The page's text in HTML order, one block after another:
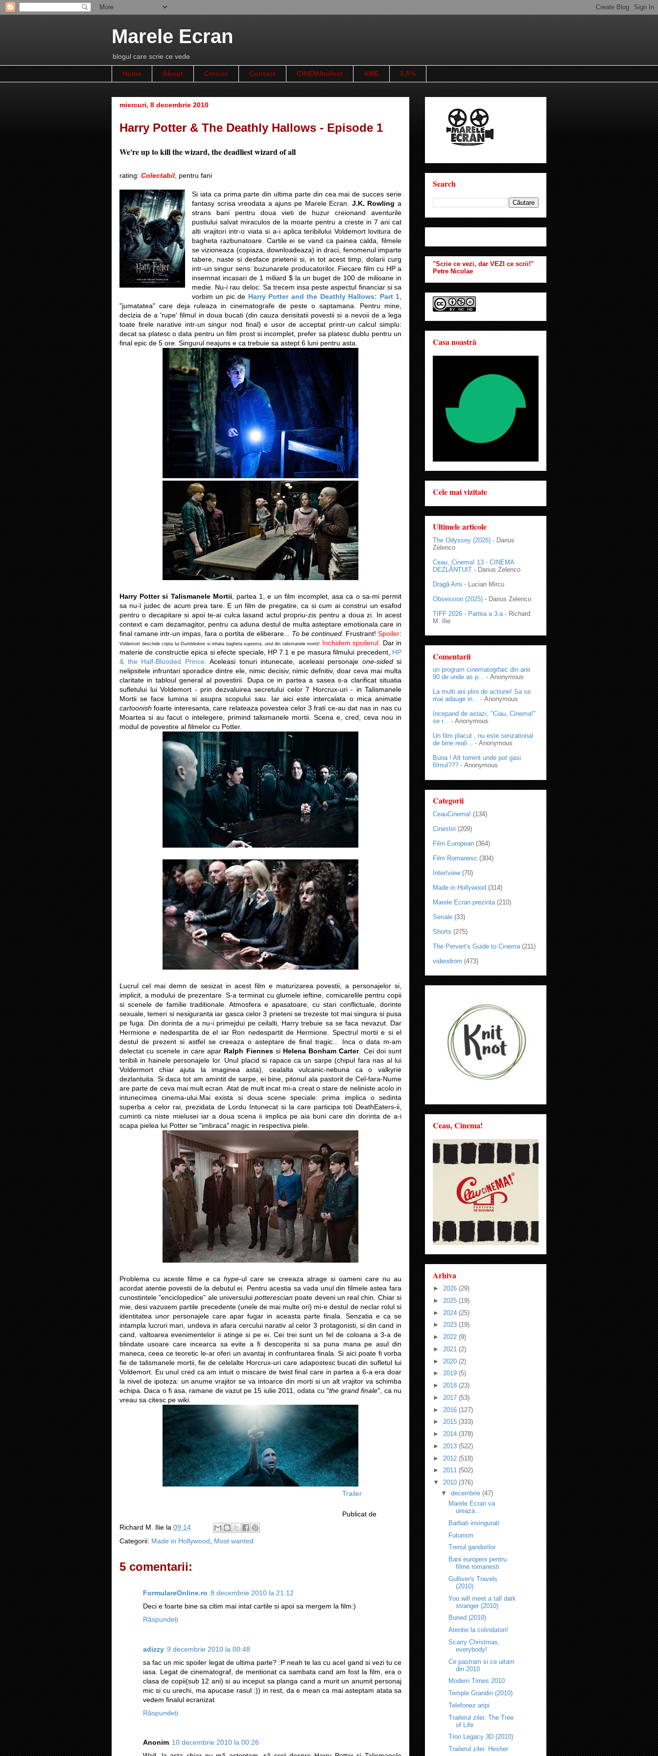
Marele Ecran
blogul care scrie ce vede
Home About Cronici Contact CINEMAnifest AME 3,5%
miercuri, 8 decembrie 2010
Harry Potter & The Deathly Hallows - Episode 1
We're up to kill the wizard, the deadliest wizard of all
rating: Colectabil, pentru fani
Si iata ca prima parte din ultima parte din cea mai de succes serie
fantasy scrisa vreodata a ajuns pe Marele Ecran. J.K. Rowling a
strans bani pentru doua vieti de huzur creionand aventurile
pustiului salvat miraculos de la moarte pentru a creste in 7 ani cat
alti vrajitori intr-o viata si a-i aplica teribilului Voldemort lovitura de
bagheta razbunatoare. Cartile ei se vand ca painea calda, filmele
se vizioneaza (copiaza, downloadeaza) in draci, fenomenul imparte
tabere, naste si desface prietenii si, in tot acest timp, dolarii curg
intr-un singur sens: buzunarele producatorilor. Fiecare film cu HP a
insemnat incasari de 1 miliard $ la un buget de 100 de milioane in
medie. Nu-i rau deloc. Sa trecem insa peste aspectul financiar si sa
vorbim un pic de Harry Potter and the Deathly Hallows: Part 1,
"jumatatea" care deja ruleaza in cinematografe de peste o saptamana. Pentru mine,
decizia de a 'rupe' filmul in doua bucati (din cauza densitatii povestii si a nevoii de a lega
toate firele narative intr-un singur nod final) e usor de acceptat printr-un calcul simplu:
decat sa platesc o data pentru un film prost si incomplet, prefer sa platesc dublu pentru un
final epic de 5 ore. Singurul neajuns e ca trebuie sa astept 6 luni pentru asta.
Harry Potter si Talismanele Mortii, partea 1, e un film incomplet, asa ca o sa-mi permit
sa nu-l judec de acum prea tare. E un film de pregatire, ca si cum ai construi un esafod
pentru o decapitare si apoi te-ai culca lasand actul propriu-zis pentru a doua zi. In acest
context e cam dezamagitor, pentru ca aduna destul de multa asteptare emotionala care in
final ramane intr-un impas, fara o portita de eliberare... To be continued. Frustrant!Spoiler:
Voldemort deschide cripta lui Dumbledore si inhata bagheta suprema, unul din talismanele mortii! Inchidem spoilerul. Dar in
materie de constructie epica si efecte speciale, HP 7.1 e pe masura filmului precedent, HP
& the Half-Blooded Prince. Aceleasi tonuri intunecate, aceleasi personaje one-sidedsi
nelipsitele infruntari sporadice dintre ele, nimic decisiv, nimic defnitiv, doar ceva mai multa
claritate in tabloul general al povestirii. Dupa ce in partea a sasea s-a clarificat situatia
sufletului lui Voldemort - prin dezvaluirea secretului celor 7 Horcrux-uri - in Talismanele
Mortii se face lumina si asupra scopului sau. Iar aici este intercalata o mica animatie
cartoonish foarte interesanta, care relateaza povestea celor 3 frati ce-au dat nas in nas cu
Moartea si au facut o intelegere, primind talismanele mortii. Scena e, cred, ceva nou in
modul de povestire al filmelor cu Potter.
Lucrul cel mai demn de sesizat in acest film e maturizarea povestii, a personajelor si,
implicit, a modului de prezentare. S-a terminat cu glumele ieftine, comicarelile pentru copii
si scenele de familie traditionale. Atmosfera e apasatoare, cu stari conflictuale, dorinte
sexuale, temeri si nesiguranta iar gasca celor 3 prieteni se trezeste tot mai singura si pusa
pe fuga. Din dorinta de a nu-i primejdui pe ceilalti, Harry trebuie sa se faca nevazut. Dar
Hermione e nedespartita de el iar Ron nedespartit de Hermione. Spectrul mortii e si el
destul de prezent si astfel se creeaza o asteptare de final tragic... Inca o data m-am
delectat cu scenele in care apar Ralph Fiennessi Helena Bonham Carter. Cei doi sunt
teribili in hainele personajele lor. Unul placid si rapace ca un sarpe (chipul fara nas al lui
Voldermort chiar ajuta la imaginea asta), cealalta vulcanic-nebuna ca o valkyrie
dezlantuita. Si daca tot am amintit de sarpe, ei bine, pitonul ala pastorit de Cel-fara-Nume
are parte de ceva mai mult ecran. Atat de mult incat mi-a creat o stare de neliniste acolo in
intunecimea cinema-ului.Mai exista si doua scene speciale: prima implica o sedinta
superba a celor rai, prezidata de Lordu Intunecat si la care participa toti DeathEaters-ii,
cuminti ca niste mielusei iar a doua scena ii implica pe aia buni care din dorinta de a-i
scapa pielea lui Potter se "imbraca" magic in respectiva piele.
Problema cu aceste filme e cahype-ul care se creeaza atrage si oameni care nu au
acordat atentie povestii de la debutul ei. Pentru acestia sa vada unul din filmele astea fara
cunostintele "enciclopedice" ale universuluipotterescian poate deveni un real chin. Chiar si
mie, desi vazusem partile precedente (unele de mai multe ori) mi-e destul de neclar rolul si
identitatea unor personajele care apar fugar in aceasta parte finala. Senzatia e ca se
intampla lucruri mari, undeva in afara cercului narativ al celor 3 protagonisti, si din cand in
cand, valtoarea evenimentelor ii atinge si pe ei. Cei trei sunt un fel de coloana a 3-a de
blindate usoare care incearca sa evite a fi descoperita si sa puna mana pe asul din
maneca, ceea ce teoretic le-ar oferi un avantaj in confruntarea finala. Si aici poate fi vorba
fie de talismanele mortii, fie de celelalte Horcrux-uri care adapostesc bucati din sufletul lui
Voldemort. Eu unul cred ca am intuit o miscare de twist final care in partea a 6-a era doar
la nivel de ipoteza: un anume vrajitor se va intoarce din morti si un alt vrajitor va schimba
echipa. Daca o fi asa, ramane de vazut pe 15 iulie 2011, odata cu "the grand finale", ca nu
vreau sa citesc pe wiki.
Trailer
Publicat de
Richard M. Ilie la 09:14
Categorii: Made in Hollywood, Most wanted
5 comentarii:
FormulareOnline.ro 8 decembrie 2010 la 21:12
Deci e foarte bine sa citim mai intat cartile si apoi sa mergem la film:)
Răspundeți
adizzy 9 decembrie 2010 la 00:48
sa fac un mic spoiler legat de ultima parte? :P neah te las cu acel gand si vezi tu ce
iasa. Legat de cinematograf, de mentionat ca sambata cand am fost la film, era o
clasa de copii(sub 12 ani) si au inceput sa planga cand a murit un anumit personaj
mic si cu urechi, ma apucase rasul :)) in rest, da e mean ca mai asteptam atata sa
vedem finalul ecranizat
Răspundeți
Anonim 10 decembrie 2010 la 00:26
Search
"Scrie ce vezi, dar VEZI ce scrii!"
Petre Nicolae
Casa noastră
Cele mai vizitate
Ultimele articole
The Odyssey (2026) - Darius
Zelenco
Ceau, Cinema! 13 - CINEMA
DEZLĂNȚUIT - Darius Zelenco
Dragă Ami - Lucian Mircu
Obsession (2025) - Darius Zelenco
TIFF 2026 - Partea a 3-a - Richard
M. Ilie
Comentarii
un program cinematogrfaic din anii
90 de unde as p... - Anonymous
La multi ani plini de actiune! Sa se
mai adauge in... - Anonymous
Incepand de astazi, "Ciau, Cinema!"
se r... - Anonymous
Un film placut , nu este senzational
de bine reali... - Anonymous
Buna ! Alt torrent unde pot gasi
filmul??? - Anonymous
Categorii
CeauCinema! (134)
Cinestiri (209)
Film European (364)
Film Romanesc (304)
Inter/view (70)
Made in Hollywood (314)
Marele Ecran prezinta (210)
Seriale (33)
Shorts (275)
The Pervert's Guide to Cinema (211)
videodrom (473)
Ceau, Cinema!
Arhiva
► 2026 (29)
► 2025 (19)
► 2024 (25)
► 2023 (19)
► 2022 (9)
► 2021 (2)
► 2020 (2)
► 2019 (5)
► 2018 (23)
► 2017 (53)
► 2016 (127)
► 2015 (333)
► 2014 (378)
► 2013 (522)
► 2012 (518)
► 2011 (502)
▼ 2010 (376)
▼ decembrie (47)
Marele Ecran va
ureaza...
Barbati insingurati
Futurism
Trenul gandurilor
Bani europeni pentru
filme romanesti
Gulliver's Travels
(2010)
You will meet a tall dark
stranger (2010)
Buried (2010)
Atentie la colindatori!
Scarry Christmas,
everybody!
Ce pastram si ce uitam
din 2010
Modern Times 2010
Temple Grandin (2010)
Telefonez aripi
Trailerul zilei: The Tree
of Life
Tron Legacy 3D (2010)
Trailerul zilei: Hesher